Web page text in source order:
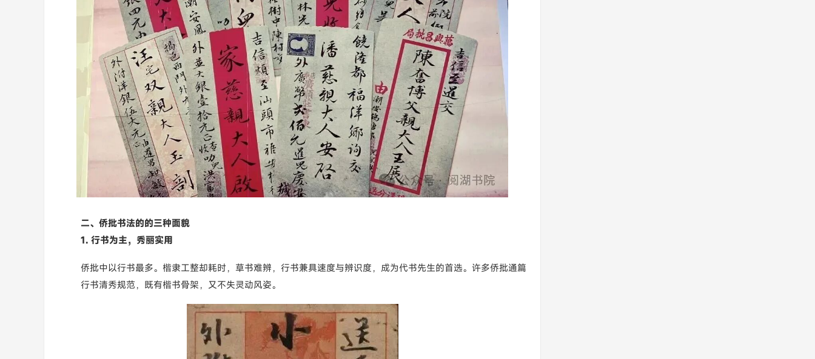
二、侨批书法的的三种面貌
1. 行书为主，秀丽实用
侨批中以行书最多。楷隶工整却耗时，草书难辨，行书兼具速度与辨识度，成为代书先生的首选。许多侨批通篇
行书清秀规范，既有楷书骨架，又不失灵动风姿。